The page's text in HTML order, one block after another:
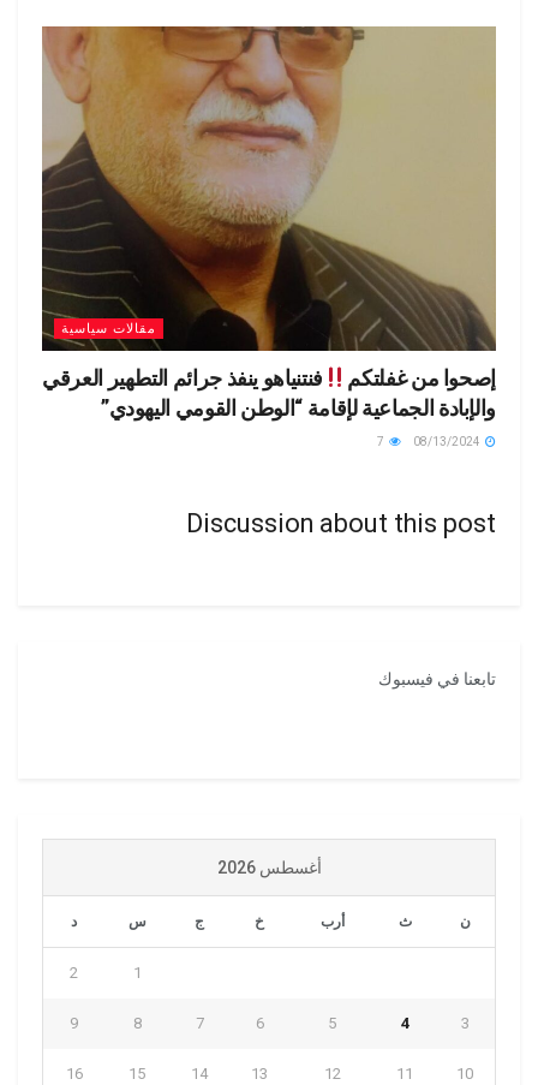
مقالات سياسية
إصحوا من غفلتكم
فنتنياهو ينفذ جرائم التطهير العرقي
والإبادة الجماعية لإقامة “الوطن القومي اليهودي”
Discussion about this post
تابعنا في فيسبوك
أغسطس 2026
ن ث أرب خ ج س د
1
2
3
4
5
6
7
8
9
10
11
12
13
14
15
16